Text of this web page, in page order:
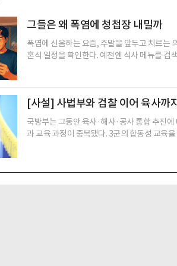
그들은 왜 폭염에 청첩장 내밀까
폭염에 신음하는 요즘, 주말을 앞두고 치르는
혼식 일정을 확인한다. 예전엔 식사 메뉴를 검
[사설] 사법부와 검찰 이어 육사까
국방부는 그동안 육사·해사·공사 통합 추진
과 교육 과정이 중복됐다. 3군의 합동성 교육